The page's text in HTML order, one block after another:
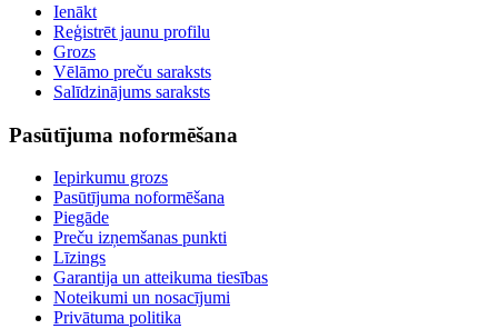
Ienākt
Reģistrēt jaunu profilu
Grozs
Vēlāmo preču saraksts
Salīdzinājums saraksts
Pasūtījuma noformēšana
Iepirkumu grozs
Pasūtījuma noformēšana
Piegāde
Preču izņemšanas punkti
Līzings
Garantija un atteikuma tiesības
Noteikumi un nosacījumi
Privātuma politika